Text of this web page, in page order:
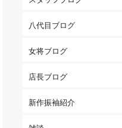
八代目ブログ
女将ブログ
店長ブログ
新作振袖紹介